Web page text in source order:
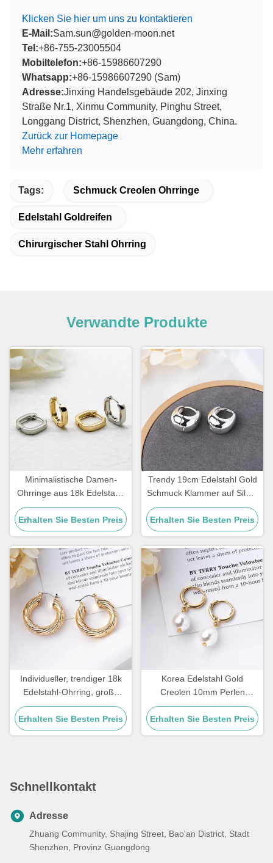
Klicken Sie hier um uns zu kontaktieren
E-Mail:Sam.sun@golden-moon.net
Tel:+86-755-23005504
Mobiltelefon:+86-15986607290
Whatsapp:+86-15986607290 (Sam)
Adresse:Jinxing Handelsgebäude 202, Jinxing
Straße Nr.1, Xinmu Community, Pinghu Street,
Longgang District, Shenzhen, Guangdong, China.
Zurück zur Homepage
Mehr erfahren
Tags: Schmuck Creolen Ohrringe
Edelstahl Goldreifen
Chirurgischer Stahl Ohrring
Verwandte Produkte
Minimalistische Damen-
Ohrringe aus 18k Edelstahl,
quadratische geometrische
Ohrringe
Erhalten Sie Besten Preis
Trendy 19cm Edelstahl Gold
Schmuck Klammer auf Silber
Hoop Huggie
Erhalten Sie Besten Preis
Individueller, trendiger 18k
Edelstahl-Ohrring, große
Größe, vergoldete Creolen
für Damen
Erhalten Sie Besten Preis
Korea Edelstahl Gold
Creolen 10mm Perlen
Ohrringe für Damen
Erhalten Sie Besten Preis
Schnellkontakt
Adresse
Zhuang Community, Shajing Street, Bao'an District, Stadt
Shenzhen, Provinz Guangdong